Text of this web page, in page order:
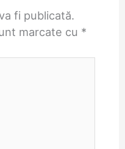
fi publicată.
marcate cu *